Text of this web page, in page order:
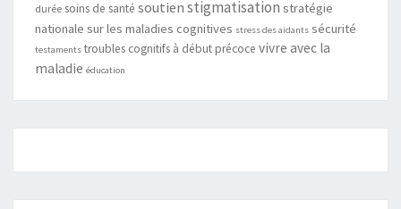
durée soins de santé soutien stigmatisation stratégie
nationale sur les maladies cognitives stress des aidants sécurité
testaments troubles cognitifs à début précoce vivre avec la
maladie éducation